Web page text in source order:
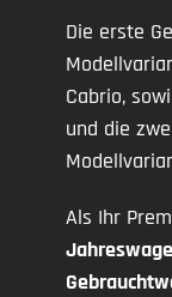
Die erste
Cabrio,
und die
Als Ihr